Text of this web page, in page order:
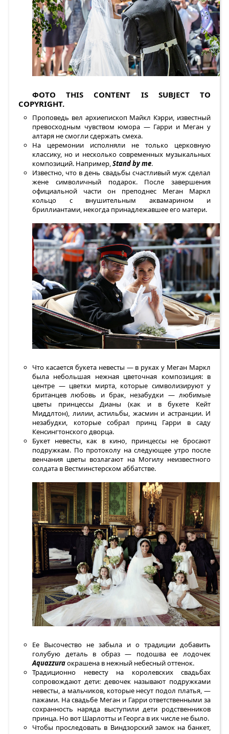
ФОТО THIS CONTENT IS SUBJECT TO
COPYRIGHT.
Проповедь вел архиепископ Майкл Кэрри, известный
превосходным чувством юмора — Гарри и Меган у
алтаря не смогли сдержать смеха.
На церемонии исполняли не только церковную
классику, но и несколько современных музыкальных
композиций. Например,Stand by me.
Известно, что в день свадьбы счастливый муж сделал
жене символичный подарок. После завершения
официальной части он преподнес Меган Маркл
кольцо с внушительным аквамарином и
бриллиантами, некогда принадлежавшее его матери.
Что касается букета невесты — в руках у Меган Маркл
была небольшая нежная цветочная композиция: в
центре — цветки мирта, которые символизируют у
британцев любовь и брак, незабудки — любимые
цветы принцессы Дианы (как и в букете Кейт
Миддлтон), лилии, астильбы, жасмин и астранции. И
незабудки, которые собрал принц Гарри в саду
Кенсингтонского дворца.
Букет невесты, как в кино, принцессы не бросают
подружкам. По протоколу на следующее утро после
венчания цветы возлагают на Могилу неизвестного
солдата в Вестминстерском аббатстве.
Ее Высочество не забыла и о традиции добавить
голубую деталь в образ — подошва ее лодочек
Aquazzuraокрашена в нежный небесный оттенок.
Традиционно невесту на королевских свадьбах
сопровождают дети: девочек называют подружками
невесты, а мальчиков, которые несут подол платья, —
пажами. На свадьбе Меган и Гарри ответственными за
сохранность наряда выступили дети родственников
принца. Но вот Шарлотты и Георга в их числе не было.
Чтобы проследовать в Виндзорский замок на банкет,